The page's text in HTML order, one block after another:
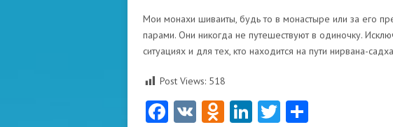
Мои монахи шиваиты, будь то в монастыре или за его
парами. Они никогда не путешествуют в одиночку.
ситуациях и для тех, кто находится на пути нирвана-
Post Views: 518
Facebook
VKOdnoklassniki
LinkedIn
Twitter